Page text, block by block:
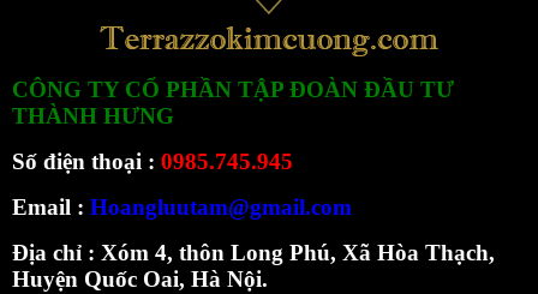
CÔNG TY CỔ PHẦN TẬP ĐOÀN ĐẦU TƯ
THÀNH HƯNG
Số điện thoại : 0985.745.945
Email : Hoangluutam@gmail.com
Địa chỉ : Xóm 4, thôn Long Phú, Xã Hòa Thạch,
Huyện Quốc Oai, Hà Nội.